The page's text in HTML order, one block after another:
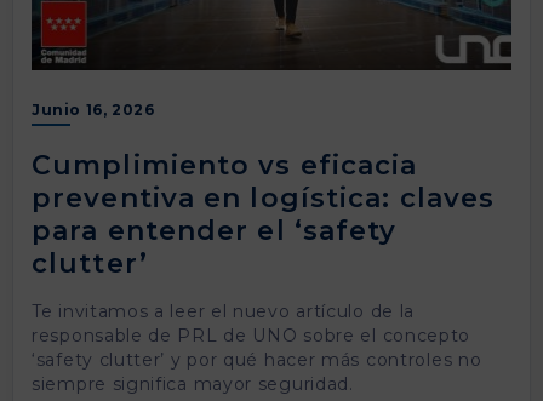
Junio 16, 2026
Cumplimiento vs eficacia
preventiva en logística: claves
para entender el ‘safety
clutter’
Te invitamos a leer el nuevo artículo de la
responsable de PRL de UNO sobre el concepto
‘safety clutter’ y por qué hacer más controles no
siempre significa mayor seguridad.